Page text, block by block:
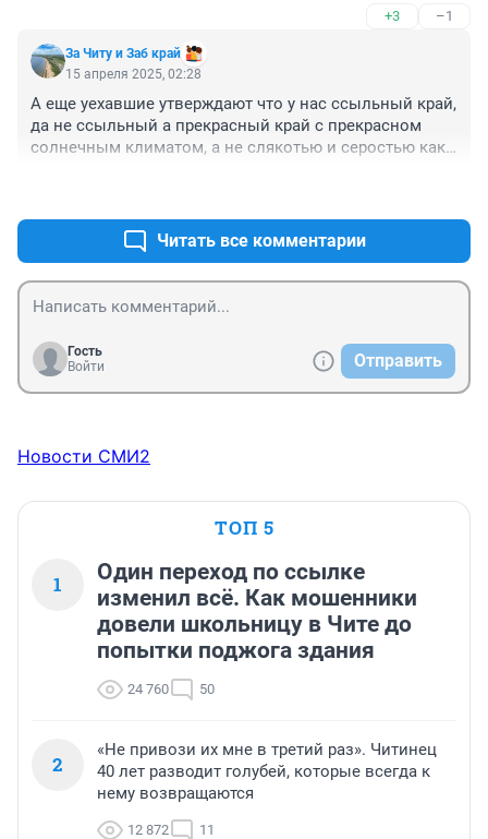
+3 –1
За Читу и Заб край
15 апреля 2025, 02:28
А еще уехавшие утверждают что у нас ссыльный край,
да не ссыльный а прекрасный край с прекрасном
солнечным климатом, а не слякотью и серостью как
Читать все комментарии
Гость
Войти
Отправить
Новости СМИ2
ТОП 5
1
Один переход по ссылке
изменил всё. Как мошенники
довели школьницу в Чите до
попытки поджога здания
24 760 50
2
«Не привози их мне в третий раз». Читинец
40 лет разводит голубей, которые всегда к
нему возвращаются
12 872 11